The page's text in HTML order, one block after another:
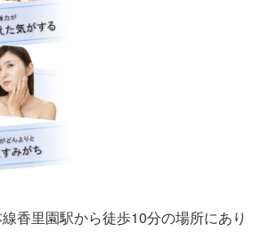
香里園駅から徒歩10分の場所にあり